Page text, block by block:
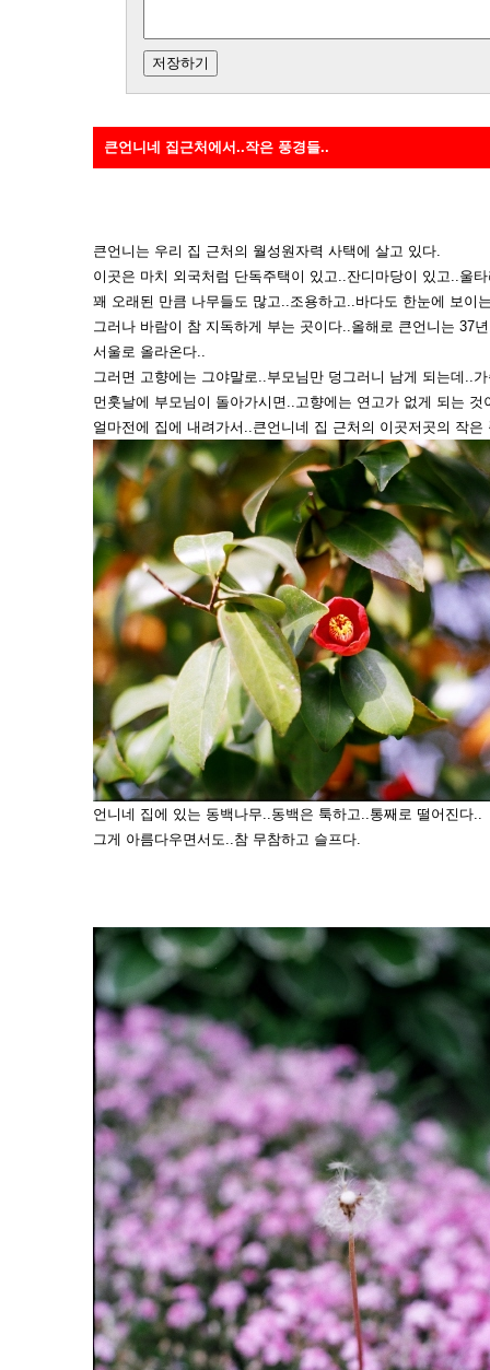
큰언니네 집근처에서..작은 풍경들..
큰언니는 우리 집 근처의 월성원자력 사택에 살고 있다.
이곳은 마치 외국처럼 단독주택이 있고..잔디마당이 있고..울
꽤 오래된 만큼 나무들도 많고..조용하고..바다도 한눈에 보이
그러나 바람이 참 지독하게 부는 곳이다..올해로 큰언니는 37
서울로 올라온다..
그러면 고향에는 그야말로..부모님만 덩그러니 남게 되는데..
먼훗날에 부모님이 돌아가시면..고향에는 연고가 없게 되는 것
얼마전에 집에 내려가서..큰언니네 집 근처의 이곳저곳의 작은
언니네 집에 있는 동백나무..동백은 툭하고..통째로 떨어진다..
그게 아름다우면서도..참 무참하고 슬프다.